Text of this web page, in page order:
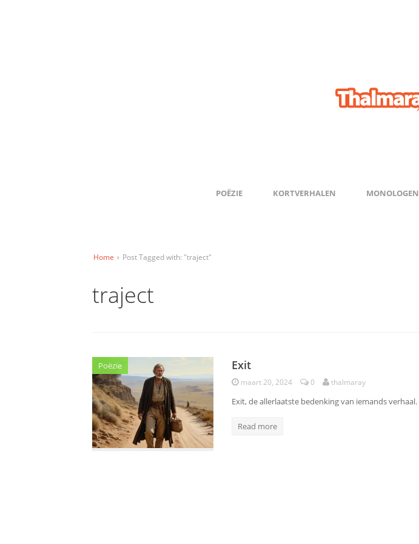
POËZIE KORTVERHALEN MONOLOGEN
Home › Post Tagged with: "traject"
traject
Poëzie Exit
maart 20, 2024 0 thalmaray
Exit, de allerlaatste bedenking van iemands verhaal.
Read more